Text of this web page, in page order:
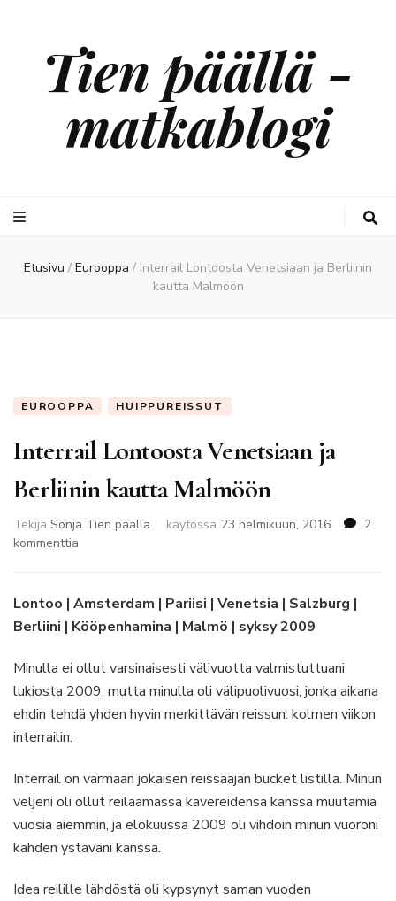
Tien päällä -
matkablogi
Etusivu / Eurooppa / Interrail Lontoosta Venetsiaan ja Berliinin
kautta Malmöön
EUROOPPA HUIPPUREISSUT
Interrail Lontoosta Venetsiaan ja
Berliinin kautta Malmöön
Tekijä Sonja Tien paalla käytössä 23 helmikuun, 2016
2
kommenttia
Venetsiaan
Berliinin
Malmöön
Lontoo | Amsterdam | Pariisi | Venetsia | Salzburg |
Berliini | Kööpenhamina | Malmö | syksy 2009
Minulla ei ollut varsinaisesti välivuotta valmistuttuani
lukiosta 2009, mutta minulla oli välipuolivuosi, jonka aikana
ehdin tehdä yhden hyvin merkittävän reissun: kolmen viikon
interrailin.
Interrail on varmaan jokaisen reissaajan bucket listilla. Minun
veljeni oli ollut reilaamassa kavereidensa kanssa muutamia
vuosia aiemmin, ja elokuussa 2009 oli vihdoin minun vuoroni
kahden ystäväni kanssa.
Idea reilille lähdöstä oli kypsynyt saman vuoden